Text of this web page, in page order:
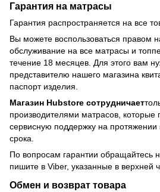
Гарантия на матрасы
Гарантия распространяется на все
Вы можете воспользоваться правом
обслуживание на все матрасы и
течение 18 месяцев. Для этого вам
представителю нашего магазина
паспорт изделия.
Магазин Hubstore сотрудничает
производителями матрасов, которые
сервисную поддержку на протяжении
срока.
По вопросам гарантии обращайтесь
пишите в Viber, указанные в верхней
Обмен и возврат товара